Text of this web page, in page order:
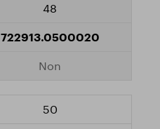
48
722913.0500020
Non
50